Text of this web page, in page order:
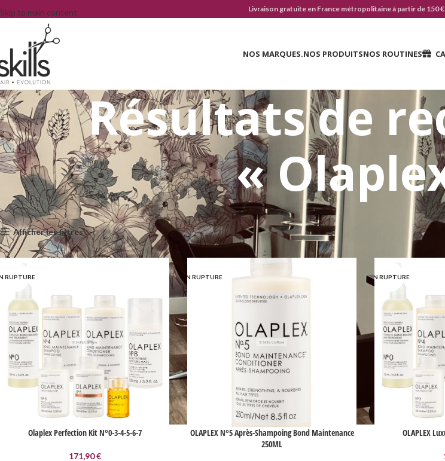
Skip to main content Livraison gratuite en France métropolitaine à partir de 150
NOS MARQUES.NOS PRODUITSNOS ROUTINES
Résultats de
«
Accueil»Vous avez cherché Olaplex
Afficher les filtres
RUPTURE
Olaplex Perfection Kit N°0-3-4-5-6-7
171,90€
EN RUPTURE
OLAPLEX N°5 Après-Shampoing Bond Maintenance
250ML
EN RUPTURE
OLAPLEX